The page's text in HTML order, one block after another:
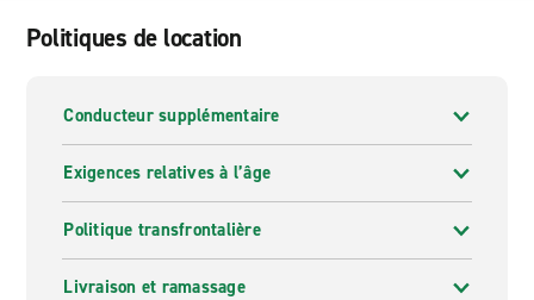
Politiques de location
Conducteur supplémentaire
Exigences relatives à l’âge
Politique transfrontalière
Livraison et ramassage